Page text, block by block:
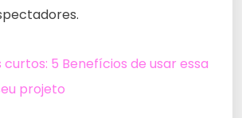
curtos: 5 Benefícios de usar essa
projeto